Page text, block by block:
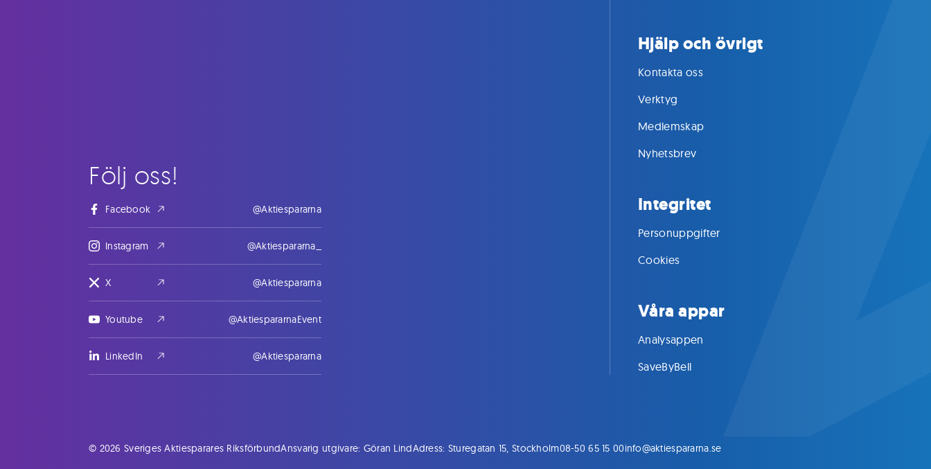
Följ oss!
Facebook @Aktiespararna
Instagram @Aktiespararna_
X @Aktiespararna
Youtube @AktiespararnaEvent
LinkedIn @Aktiespararna
Hjälp och övrigt
Kontakta oss
Verktyg
Medlemskap
Nyhetsbrev
Integritet
Personuppgifter
Cookies
Våra appar
Analysappen
SaveByBell
© 2026 Sveriges Aktiesparares RiksförbundAnsvarig utgivare: Göran LindAdress: Sturegatan 15, Stockholm08-50 65 15 00info@aktiespararna.se